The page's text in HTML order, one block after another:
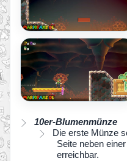
10er-Blumenmünze
Die erste Münze
Seite neben
erreichbar.